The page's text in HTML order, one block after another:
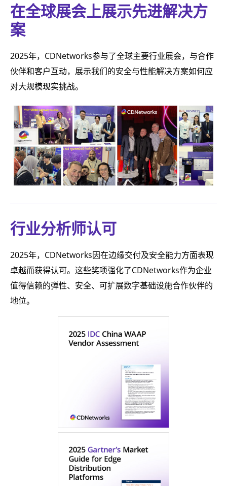
在全球展会上展示先进解决方
案
2025年，CDNetworks参与了全球主要行业展会，与合作
伙伴和客户互动，展示我们的安全与性能解决方案如何应
对大规模现实挑战。
行业分析师认可
2025年，CDNetworks因在边缘交付及安全能力方面表现
卓越而获得认可。这些奖项强化了CDNetworks作为企业
值得信赖的弹性、安全、可扩展数字基础设施合作伙伴的
地位。